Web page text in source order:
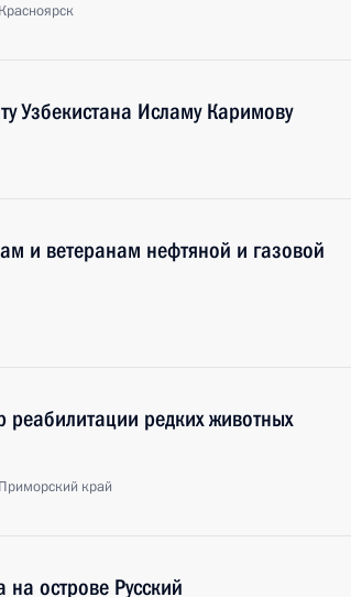
Красноярск
Узбекистана Исламу Каримову
и ветеранам нефтяной и газовой
реабилитации редких животных
Приморский край
острове Русский